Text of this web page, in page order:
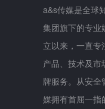
a&s传媒是全球
集团旗下的专业
立以来，一直专
产品、技术及市
牌服务。从安
媒拥有首屈一指